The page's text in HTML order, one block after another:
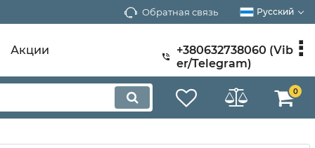
Обратная связь Русский
Акции
+380632738060 (Vib
er/Telegram)
0